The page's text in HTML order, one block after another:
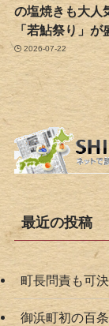
の塩焼きも大
「若鮎祭り」が
2026-07-22
最近の投稿
町長問責も可
御浜町初の百